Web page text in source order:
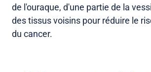
de l'ouraque, d'une partie de la
des tissus voisins pour réduire le
du cancer.